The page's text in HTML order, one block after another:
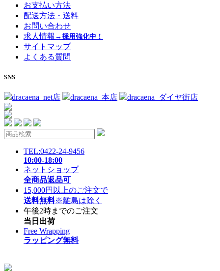
お支払い方法
配送方法・送料
お問い合わせ
求人情報 →採用強化中！
サイトマップ
よくある質問
SNS
dracaena_net店 dracaena_本店 dracaena_ダイヤ街店
TEL:0422-24-9456
10:00-18:00
ネットショップ
全商品返品可
15,000円以上のご注文で
送料無料※離島は除く
午後2時までのご注文
当日出荷
Free Wrapping
ラッピング無料